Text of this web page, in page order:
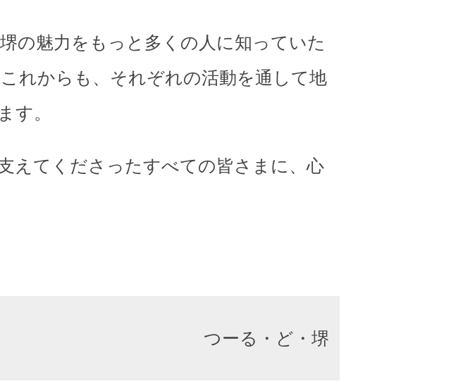
の魅力をもっと多くの人に知っていた
れからも、それぞれの活動を通して地
す。
えてくださったすべての皆さまに、心
つーる・ど・堺